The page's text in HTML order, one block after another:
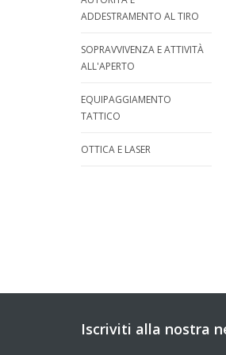
ADDESTRAMENTO AL TIRO
SOPRAVVIVENZA E ATTIVITÀ
ALL'APERTO
EQUIPAGGIAMENTO
TATTICO
OTTICA E LASER
Iscriviti alla nostra